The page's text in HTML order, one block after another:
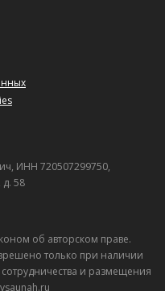
ИНН 720507299750,
58
об авторском праве.
только при наличии
и размещения